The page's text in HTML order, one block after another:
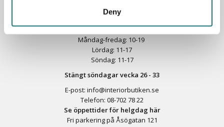
Deny
116 41 Stockholm
Måndag-fredag: 10-19
Lördag: 11-17
Söndag: 11-17
Stängt söndagar vecka 26 - 33
E-post: info@interiorbutiken.se
Telefon: 08-702 78 22
Se öppettider för helgdag här
Fri parkering på Åsögatan 121